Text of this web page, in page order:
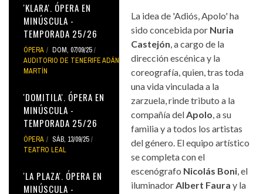
'KLARA'. ÓPERA EN
MINÚSCULA -
TEMPORADA 25/26
ÓPERA
DOM, 07/09/25
AUDITORIO DE TENERIFE ADÁN
MARTÍN
'DOMITILA'. ÓPERA EN
MINÚSCULA -
TEMPORADA 25/26
ÓPERA
SÁB, 13/09/25
TEATRO LEAL
'LA PLAZA'. ÓPERA EN
MINÚSCULA -
La idea de 'Adiós, Apolo' ha
sido concebida por Nuria
Castejón, a cargo de la
dirección escénica y la
coreografía, quien, tras toda
una vida vinculada a la
zarzuela, rinde tributo a la
compañía delApolo, a su
familia y a todos los artistas
del género. El equipo artístico
se completa con el
escenógrafo Nicolás Boni, el
iluminadorAlbert Faura y la